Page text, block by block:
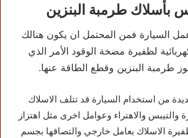
السيارة فمن المحتمل ان يكون هنالك
لظفيرة مضخة الوقود الأمر الذي
طرمبة البنزين وقطع الطاقة عنها.
من استخدام السيارة قد تتلف الاسلاك
والتيبس والاهتراء وعوامل اخرى مثل اهتزاز
الاسلاك بعامل خارجي والتصاقها بجسم